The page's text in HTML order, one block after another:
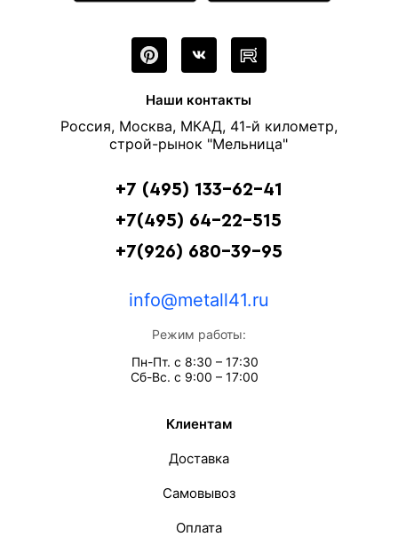
Наши контакты
Россия, Москва, МКАД, 41-й километр,
строй-рынок "Мельница"
+7 (495) 133-62-41
+7(495) 64-22-515
+7(926) 680-39-95
info@metall41.ru
Режим работы:
Пн-Пт. с 8:30 – 17:30
Сб-Вс. с 9:00 – 17:00
Клиентам
Доставка
Самовывоз
Оплата